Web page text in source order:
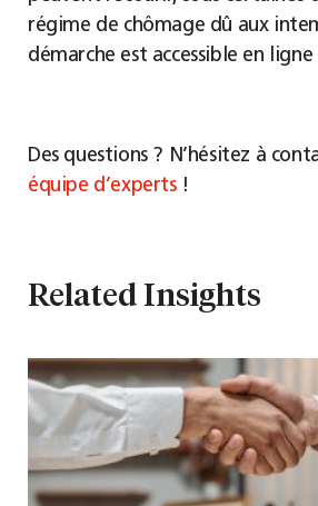
régime de chômage dû aux
démarche est accessible en
Des questions ? N’hésitez à
équipe d’experts!
Related Insights